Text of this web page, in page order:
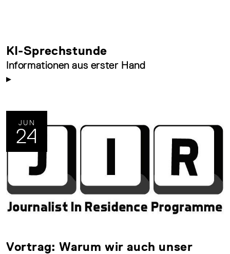
KI-Sprechstunde
Informationen aus erster Hand
JUN
24
Vortrag: Warum wir auch unser